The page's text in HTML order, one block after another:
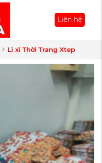
Liên hệ
Lì xì Thời Trang Xtep